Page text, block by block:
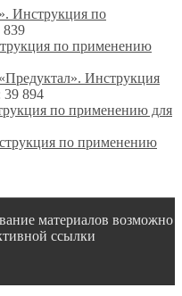
Инструкция по
по применению
Инструкция
894
по применению для
по применению
материалов возможно
ссылки